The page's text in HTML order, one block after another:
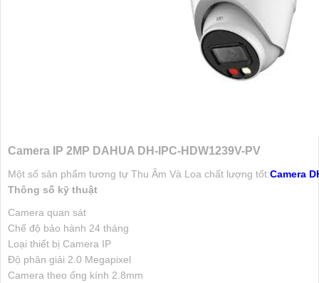
Camera IP 2MP DAHUA DH-IPC-HDW1239V-PV
Một số sản phẩm tương tự Thu Âm Và Loa chất lượng tốt:Camera
Thông số kỹ thuật
Camera quan sát
Chế độ bảo hành 24 tháng
Loại thiết bị Camera IP
Độ phân giải 2.0 Megapixel
Camera theo ống kính 2.8mm